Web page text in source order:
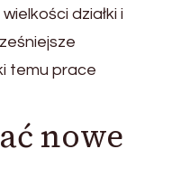
działki i
temu prace
nowe